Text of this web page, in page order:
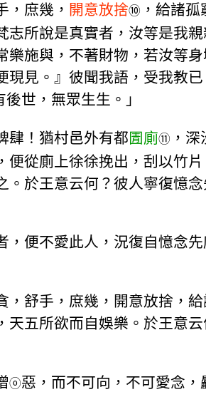
，庶幾， 開意放捨⑩ ，給諸
所說是真實者，汝等是我
施與，不著財物，若汝等
見。』彼聞我語，受我教已
世，無眾生生。」
肆！猶村邑外有都圊廁⑪ ，
從廁上徐徐挽出，刮以竹
於王意云何？彼人寧復憶
便不愛此人，況復自憶念
，舒手，庶幾，開意放捨，
五所欲而自娛樂。於王意
ⓞ惡，而不可向，不可愛念，